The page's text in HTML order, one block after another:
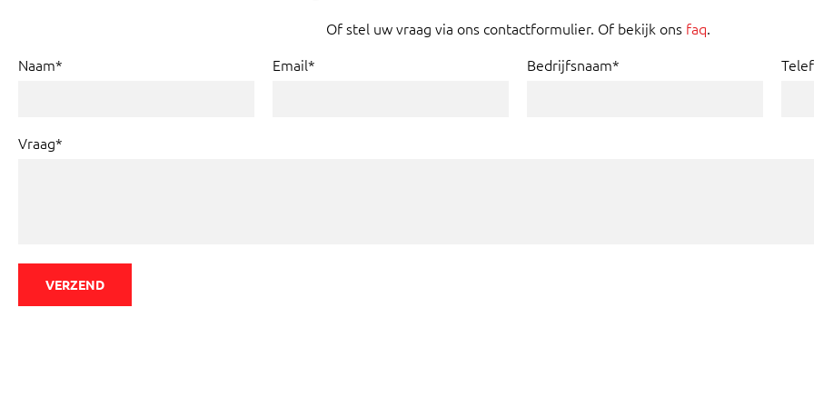
Of stel uw vraag via ons contactformulier. Of bekijk ons faq.
Naam*
Email* Bedrijfsnaam*
Vraag*
VERZEND